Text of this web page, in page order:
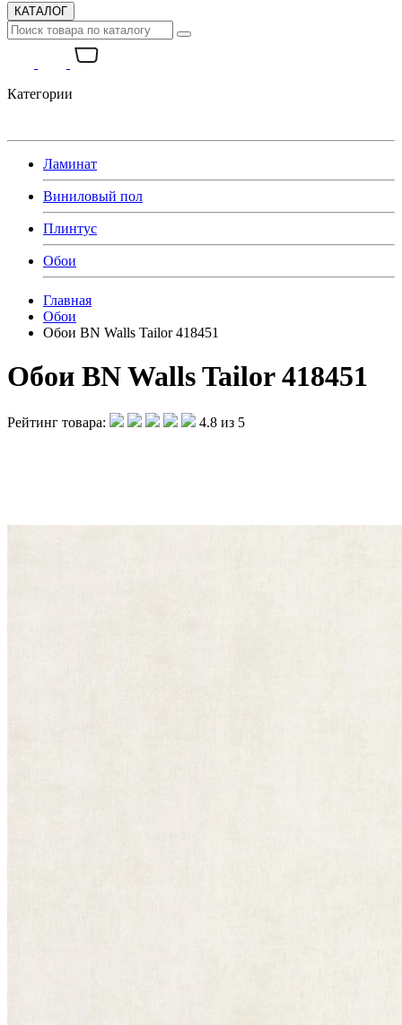
КАТАЛОГ
Категории
Ламинат
Виниловый пол
Плинтус
Обои
Главная
Обои
Обои BN Walls Tailor 418451
Обои BN Walls Tailor 418451
Рейтинг товара: 4.8 из 5